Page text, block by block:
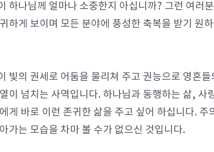
하나님께 얼마나 소중한지 아십니까? 그런 여러
하게 보이며 모든 분야에 풍성한 축복을 받기 원
빛의 권세로 어둠을 물리쳐 주고 권능으로 영혼
이 넘치는 사역입니다. 하나님과 동행하는 삶,
게 바로 이런 존귀한 삶을 주고 싶어 하십니다.
가는 모습을 차마 볼 수가 없으신 것입니다.